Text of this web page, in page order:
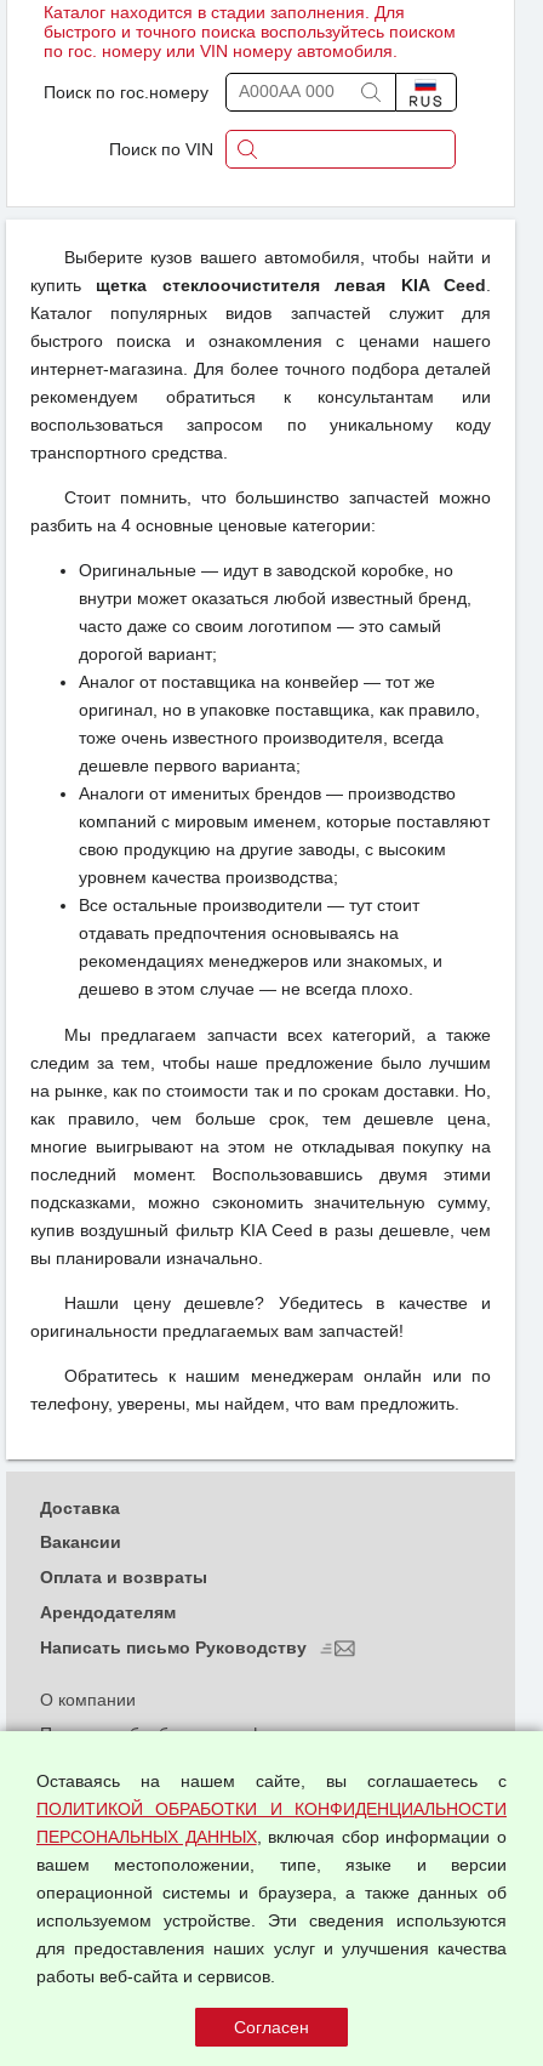
Каталог находится в стадии заполнения. Для
быстрого и точного поиска воспользуйтесь поиском
по гос. номеру или VIN номеру автомобиля.
Поиск по гос.номеру
Поиск по VIN
Выберите кузов вашего автомобиля, чтобы найти и
купить щетка стеклоочистителя левая KIA Ceed
Каталог популярных видов запчастей служит для
быстрого поиска и ознакомления с ценами нашего
интернет-магазина. Для более точного подбора деталей
рекомендуем обратиться к консультантам или
воспользоваться запросом по уникальному коду
транспортного средства.
Стоит помнить, что большинство запчастей можно
разбить на 4 основные ценовые категории:
Оригинальные — идут в заводской коробке, но
внутри может оказаться любой известный бренд,
часто даже со своим логотипом — это самый
дорогой вариант;
Аналог от поставщика на конвейер — тот же
оригинал, но в упаковке поставщика, как правило,
тоже очень известного производителя, всегда
дешевле первого варианта;
Аналоги от именитых брендов — производство
компаний с мировым именем, которые поставляют
свою продукцию на другие заводы, с высоким
уровнем качества производства;
Все остальные производители — тут стоит
отдавать предпочтения основываясь на
рекомендациях менеджеров или знакомых, и
дешево в этом случае — не всегда плохо.
Мы предлагаем запчасти всех категорий, а также
следим за тем, чтобы наше предложение было лучшим
на рынке, как по стоимости так и по срокам доставки. Но,
как правило, чем больше срок, тем дешевле цена,
многие выигрывают на этом не откладывая покупку на
последний момент. Воспользовавшись двумя этими
подсказками, можно сэкономить значительную сумму,
купив воздушный фильтр KIA Ceed в разы дешевле, чем
вы планировали изначально.
Нашли цену дешевле? Убедитесь в качестве и
оригинальности предлагаемых вам запчастей!
Обратитесь к нашим менеджерам онлайн или по
телефону, уверены, мы найдем, что вам предложить.
© 2026 ООО "Феникс"
О компании
Политика обработки и конфиденциальности
Согласием на обработку персональных данных
Оферта оптовой купли-продажи
Публичная оферта
Доставка
Вакансии
Оплата и возвраты
Арендодателям
Написать письмо Руководству
Оставаясь на нашем сайте, вы соглашаетесь с
ПОЛИТИКОЙ ОБРАБОТКИ И КОНФИДЕНЦИАЛЬНОСТИ
ПЕРСОНАЛЬНЫХ ДАННЫХ, включая сбор информации о
вашем местоположении, типе, языке и версии
операционной системы и браузера, а также данных об
используемом устройстве. Эти сведения используются
для предоставления наших услуг и улучшения качества
работы веб-сайта и сервисов.